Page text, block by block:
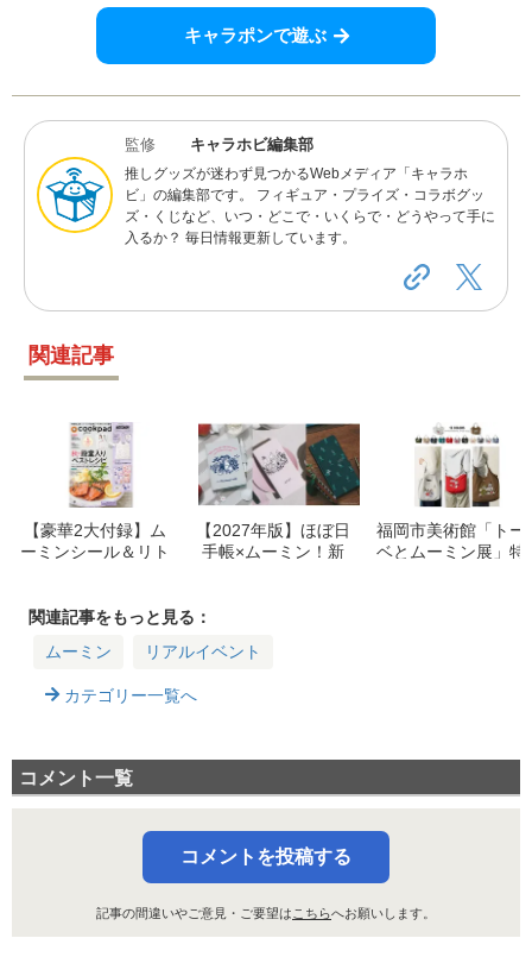
キャラポンで遊ぶ
監修 キャラホビ編集部
推しグッズが迷わず見つかるWebメディア「キャラホ
ビ」の編集部です。 フィギュア・プライズ・コラボグッ
ズ・くじなど、いつ・どこで・いくらで・どうやって手に
入るか？ 毎日情報更新しています。
関連記事
【豪華2大付録】ム
ーミンシール＆リト
2026年秋号
【2027年版】ほぼ日
手帳×ムーミン！新
福岡市美術館「トー
ベとムーミン展」特
関連記事をもっと見る：
ムーミン
リアルイベント
カテゴリー一覧へ
コメント一覧
コメントを投稿する
記事の間違いやご意見・ご要望は こちらへお願いします。